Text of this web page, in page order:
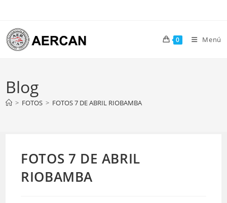
contenido
0 Menú
Blog
> FOTOS > FOTOS 7 DE ABRIL RIOBAMBA
FOTOS 7 DE ABRIL
RIOBAMBA